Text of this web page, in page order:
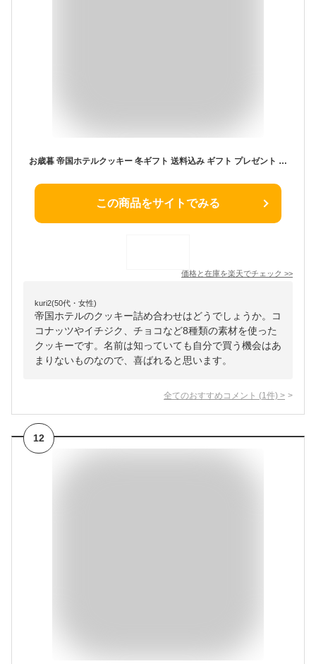
お歳暮 帝国ホテルクッキー 冬ギフト 送料込み ギフト プレゼント 贈答 お取り寄せ お土産 (レビュー記入で300円OFFクーポン配布中)
この商品をサイトでみる
価格と在庫を楽天でチェック >>
kuri2(50代・女性)
帝国ホテルのクッキー詰め合わせはどうでしょうか。コ
コナッツやイチジク、チョコなど8種類の素材を使った
クッキーです。名前は知っていても自分で買う機会はあ
まりないものなので、喜ばれると思います。
全てのおすすめコメント (1 件) >
12